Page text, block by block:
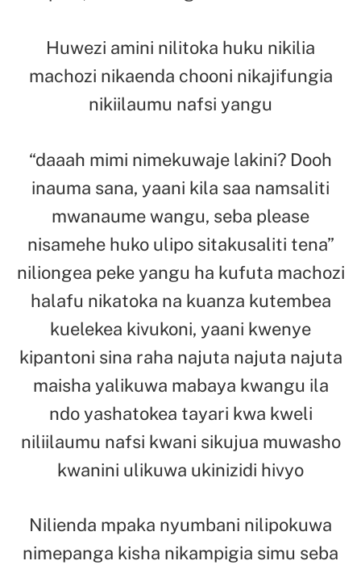
Huwezi amini nilitoka huku nikilia
machozi nikaenda chooni nikajifungia
nikiilaumu nafsi yangu
“daaah mimi nimekuwaje lakini? Dooh
inauma sana, yaani kila saa namsaliti
mwanaume wangu, seba please
nisamehe huko ulipo sitakusaliti tena”
niliongea peke yangu ha kufuta machozi
halafu nikatoka na kuanza kutembea
kuelekea kivukoni, yaani kwenye
kipantoni sina raha najuta najuta najuta
maisha yalikuwa mabaya kwangu ila
ndo yashatokea tayari kwa kweli
niliilaumu nafsi kwani sikujua muwasho
kwanini ulikuwa ukinizidi hivyo
Nilienda mpaka nyumbani nilipokuwa
nimepanga kisha nikampigia simu seba